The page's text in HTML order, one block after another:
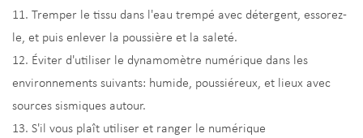
11. Tremper le tissu dans l'eau trempé avec détergent, essorez-
le, et puis enlever la poussière et la saleté.
12. Éviter d'utiliser le dynamomètre numérique dans les
environnements suivants: humide, poussiéreux, et lieux avec
sources sismiques autour.
13. S'il vous plaît utiliser et ranger le numérique